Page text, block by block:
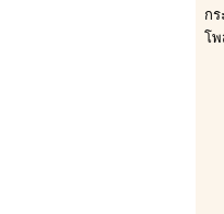
ก
โพ